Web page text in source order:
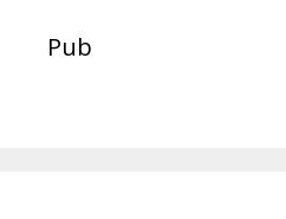
Pub